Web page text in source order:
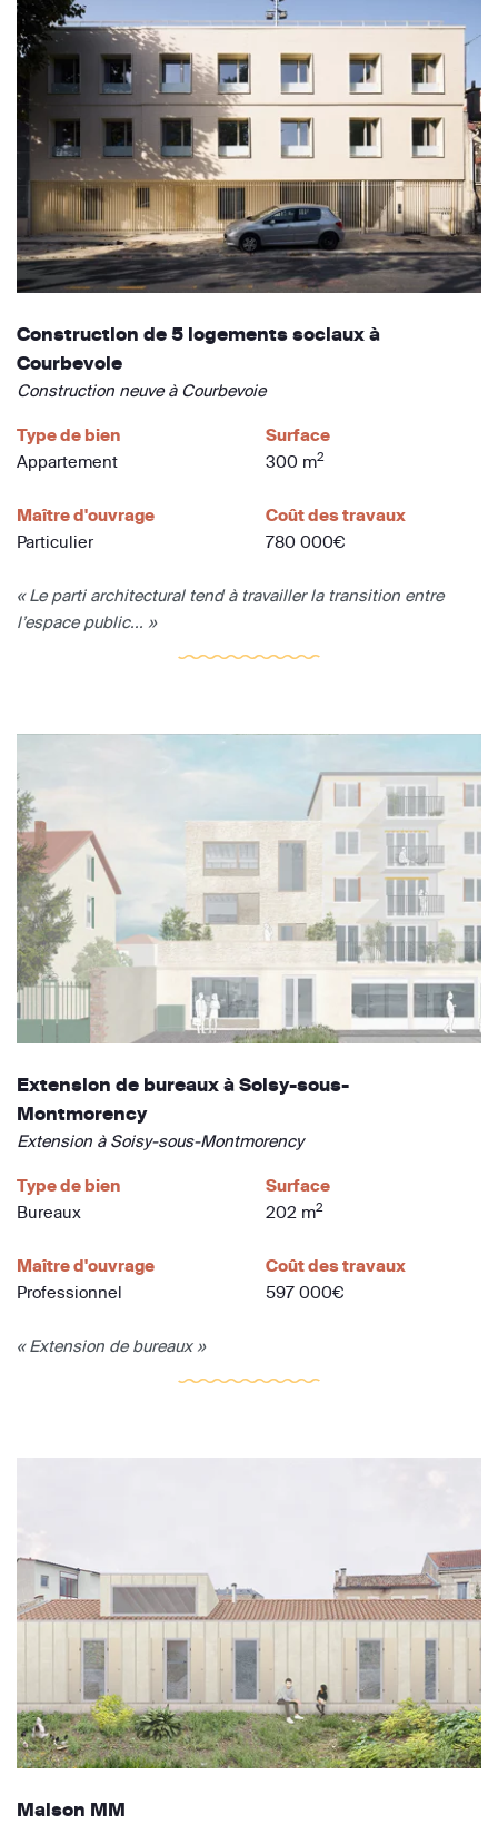
Construction de 5 logements sociaux à
Courbevoie
Construction neuve à Courbevoie
Type de bien
Appartement
Surface
300 m2
Maître d'ouvrage
Particulier
Coût des travaux
780 000€
« Le parti architectural tend à travailler la transition entre
l’espace public... »
Extension de bureaux à Soisy-sous-
Montmorency
Extension à Soisy-sous-Montmorency
Type de bien
Bureaux
Surface
202 m2
Maître d'ouvrage
Professionnel
Coût des travaux
597 000€
« Extension de bureaux »
Maison MM